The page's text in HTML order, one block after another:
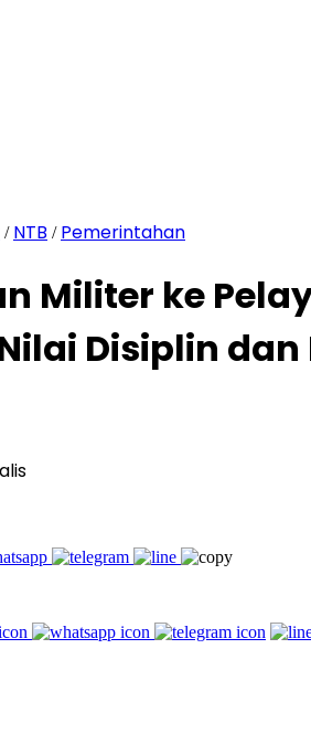
/ NTB / Pemerintahan
Militer ke
Disiplin dan